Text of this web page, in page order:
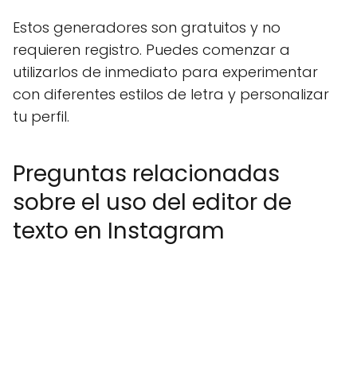
Estos generadores son gratuitos y no
requieren registro. Puedes comenzar a
utilizarlos de inmediato para experimentar
con diferentes estilos de letra y personalizar
tu perfil.
Preguntas relacionadas
sobre el uso del editor de
texto en Instagram